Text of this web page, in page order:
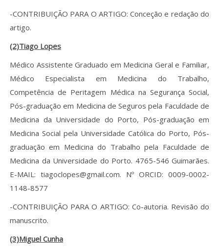
-CONTRIBUIÇÃO PARA O ARTIGO: Conceção e redação do
artigo.
(2)Tiago Lopes
Médico Assistente Graduado em Medicina Geral e Familiar,
Médico Especialista em Medicina do Trabalho,
Competência de Peritagem Médica na Segurança Social,
Pós-graduação em Medicina de Seguros pela Faculdade de
Medicina da Universidade do Porto, Pós-graduação em
Medicina Social pela Universidade Católica do Porto, Pós-
graduação em Medicina do Trabalho pela Faculdade de
Medicina da Universidade do Porto. 4765-546 Guimarães.
E-MAIL: tiagoclopes@gmail.com. Nº ORCID: 0009-0002-
1148-8577
-CONTRIBUIÇÃO PARA O ARTIGO: Co-autoria. Revisão do
manuscrito.
(3)Miguel Cunha